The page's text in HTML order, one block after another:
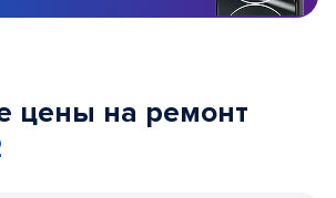
цены на ремонт